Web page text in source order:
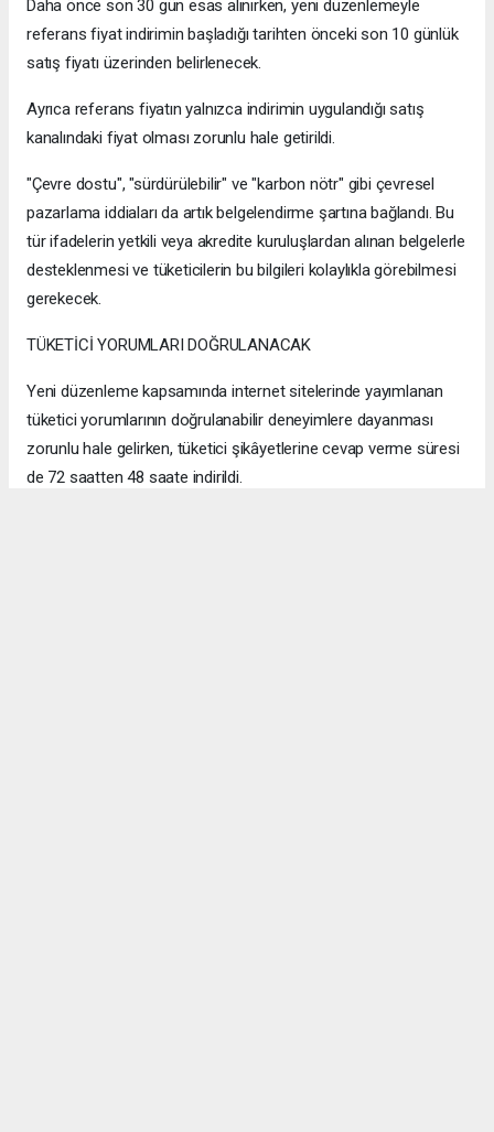
Daha önce son 30 gün esas alınırken, yeni düzenlemeyle
referans fiyat indirimin başladığı tarihten önceki son 10 günlük
satış fiyatı üzerinden belirlenecek.
Ayrıca referans fiyatın yalnızca indirimin uygulandığı satış
kanalındaki fiyat olması zorunlu hale getirildi.
"Çevre dostu", "sürdürülebilir" ve "karbon nötr" gibi çevresel
pazarlama iddiaları da artık belgelendirme şartına bağlandı. Bu
tür ifadelerin yetkili veya akredite kuruluşlardan alınan belgelerle
desteklenmesi ve tüketicilerin bu bilgileri kolaylıkla görebilmesi
gerekecek.
TÜKETİCİ YORUMLARI DOĞRULANACAK
Yeni düzenleme kapsamında internet sitelerinde yayımlanan
tüketici yorumlarının doğrulanabilir deneyimlere dayanması
zorunlu hale gelirken, tüketici şikâyetlerine cevap verme süresi
de 72 saatten 48 saate indirildi.